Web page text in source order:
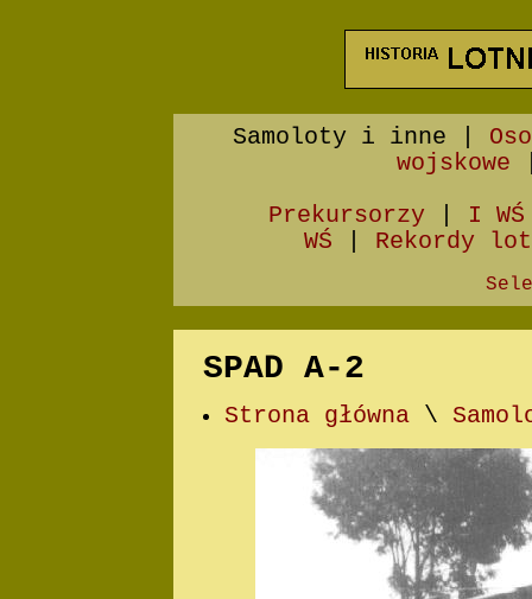
Samoloty i inne
wojskowe
Prekursorzy| I WŚ
WŚ
Rekordy
SPAD A-2
Strona główna \